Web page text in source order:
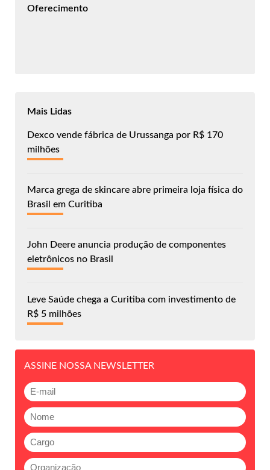
Oferecimento
Mais Lidas
Dexco vende fábrica de Urussanga por R$ 170
milhões
Marca grega de skincare abre primeira loja física do
Brasil em Curitiba
John Deere anuncia produção de componentes
eletrônicos no Brasil
Leve Saúde chega a Curitiba com investimento de
R$ 5 milhões
ASSINE NOSSA NEWSLETTER